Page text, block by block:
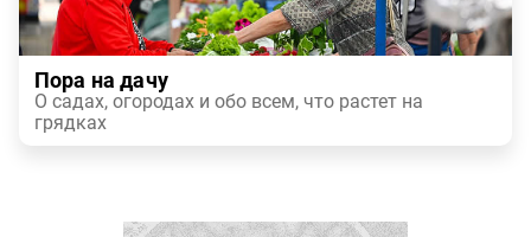
Пора на дачу
О садах, огородах и обо всем, что растет на
грядках